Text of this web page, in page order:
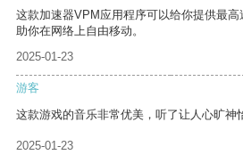
这款加速器VPM应用程序可以给你提供最
助你在网络上自由移动。
2025-01-23
游客
这款游戏的音乐非常优美，听了让人心旷神
2025-01-23